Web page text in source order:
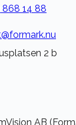
868 14 88
2 b
AB